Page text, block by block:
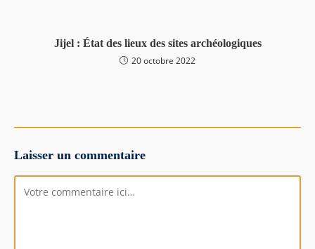
Jijel : État des lieux des sites archéologiques
20 octobre 2022
Laisser un commentaire
Comment